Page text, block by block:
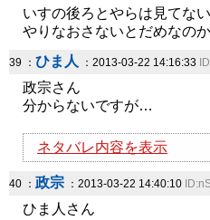
いすの後ろとやらは見てな
やりなおさないとだめなの
39 ： ひま人 ：2013-03-22 14:16:33
政宗さん
分からないですが…
ネタバレ内容を表示
40 ： 政宗 ：2013-03-22 14:40:10
ひま人さん